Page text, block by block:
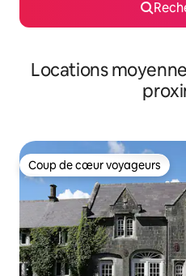
Locations
Coup de cœur voyageurs
Coup de cœur voyageurs